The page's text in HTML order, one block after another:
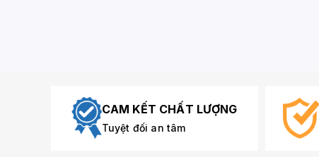
CAM KẾT CHẤT LƯỢNG
Tuyệt đối an tâm